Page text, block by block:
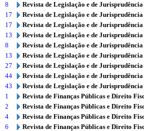
8
Revista de Legislação e de Jurisprudência
17
Revista de Legislação e de Jurisprudência
17
Revista de Legislação e de Jurisprudência
13
Revista de Legislação e de Jurisprudência
8
Revista de Legislação e de Jurisprudência
13
Revista de Legislação e de Jurisprudência
27
Revista de Legislação e de Jurisprudência
44
Revista de Legislação e de Jurisprudência
43
Revista de Legislação e de Jurisprudência
1
Revista de Finanças Públicas e Direito
2
Revista de Finanças Públicas e Direito
4
Revista de Finanças Públicas e Direito
6
Revista de Finanças Públicas e Direito